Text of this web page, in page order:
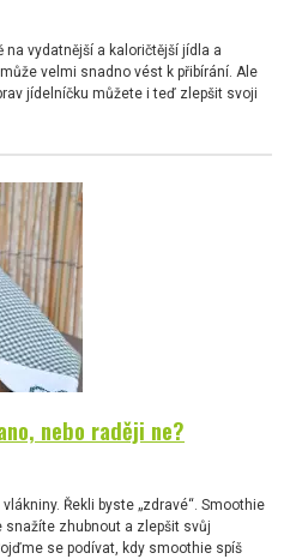
vydatnější a kaloričtější jídla a
velmi snadno vést k přibírání. Ale
jídelníčku můžete i teď zlepšit svoji
nebo raději ne?
Řekli byste „zdravé“. Smoothie
snažíte zhubnout a zlepšit svůj
se podívat, kdy smoothie spíš